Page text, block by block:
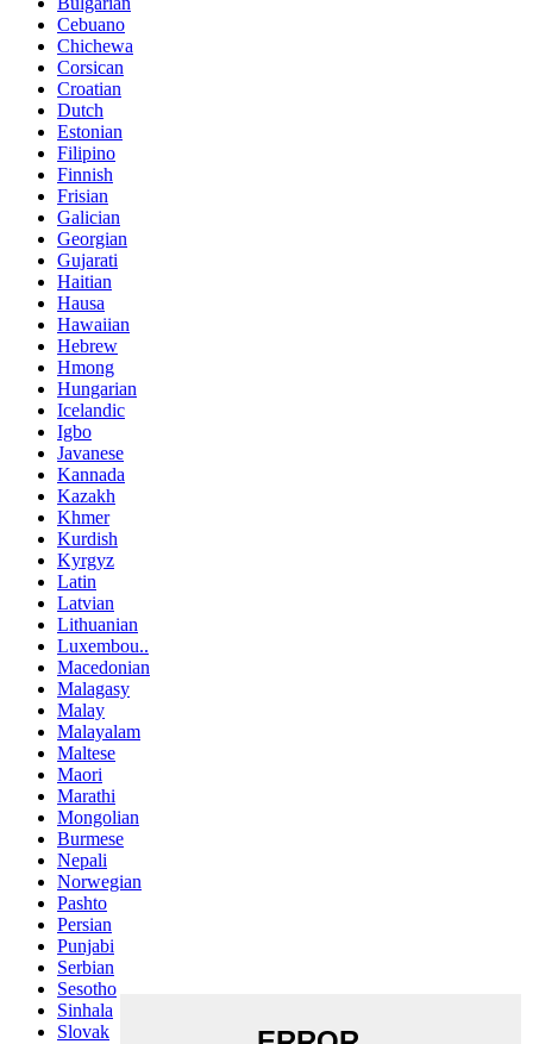
Cebuano
Chichewa
Corsican
Croatian
Dutch
Estonian
Filipino
Finnish
Frisian
Galician
Georgian
Gujarati
Haitian
Hausa
Hawaiian
Hebrew
Hmong
Hungarian
Icelandic
Igbo
Javanese
Kannada
Kazakh
Khmer
Kurdish
Kyrgyz
Latin
Latvian
Lithuanian
Luxembou..
Macedonian
Malagasy
Malay
Malayalam
Maltese
Maori
Marathi
Mongolian
Burmese
Nepali
Norwegian
Pashto
Persian
Punjabi
Serbian
Sesotho
Sinhala
Slovak